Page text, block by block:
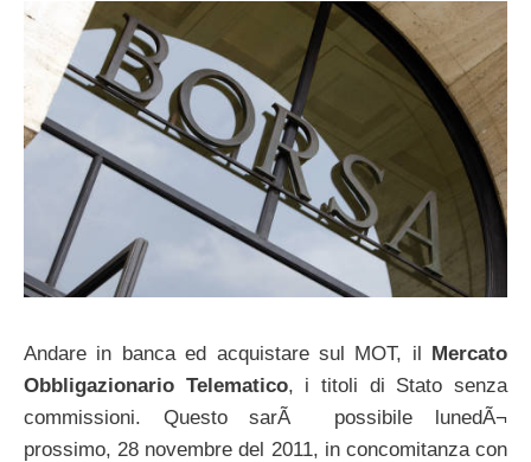
Andare in banca ed acquistare sul MOT, il Mercato
Obbligazionario Telematico, i titoli di Stato senza
commissioni. Questo sarÃ possibile lunedÃ¬
prossimo, 28 novembre del 2011, in concomitanza con